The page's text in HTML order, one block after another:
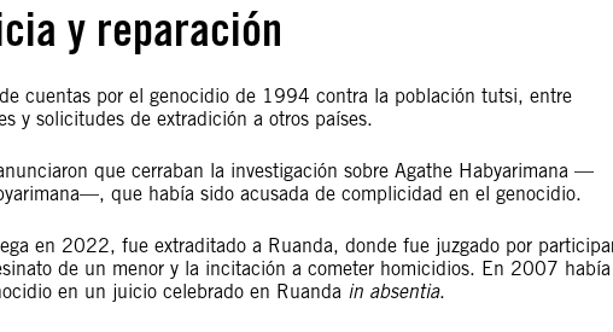
y reparación
cuentas por el genocidio de 1994 contra la población tutsi, entre
y solicitudes de extradición a otros países.
que cerraban la investigación sobre Agathe Habyarimana —
que había sido acusada de complicidad en el genocidio.
en 2022, fue extraditado a Ruanda, donde fue juzgado por
de un menor y la incitación a cometer homicidios. En 2007 había
en un juicio celebrado en Ruanda in absentia.